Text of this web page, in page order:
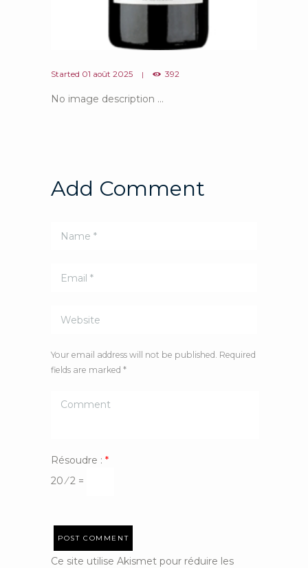
Started 01 août 2025 392
No image description ...
Add Comment
Your email address will not be published. Required
fields are marked *
Résoudre : *
20 ⁄ 2 =
Ce site utilise Akismet pour réduire les